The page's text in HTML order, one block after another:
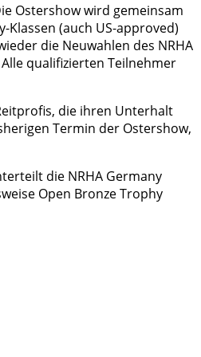
Ostershow wird gemeinsam
(auch US-approved)
die Neuwahlen des NRHA
qualifizierten Teilnehmer
die ihren Unterhalt
Termin der Ostershow,
die NRHA Germany
Open Bronze Trophy